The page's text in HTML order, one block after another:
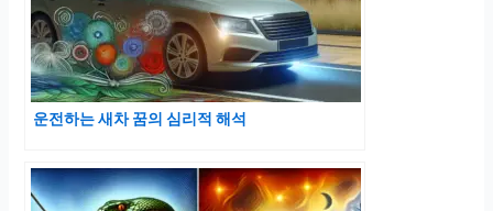
운전하는 새차 꿈의 심리적 해석